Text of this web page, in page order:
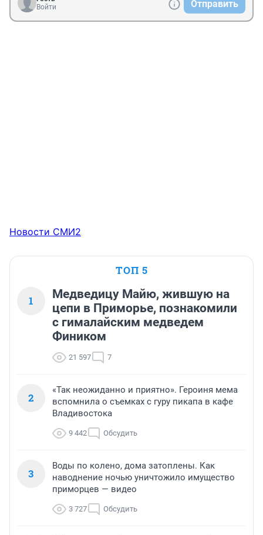
Войти
Отправить
Новости СМИ2
ТОП 5
1
Медведицу Майю, жившую на
цепи в Приморье, познакомили
с гималайским медведем
Фиником
21 597 7
2
«Так неожиданно и приятно». Героиня мема
вспомнила о съемках с гуру пикапа в кафе
Владивостока
9 442 Обсудить
3
Воды по колено, дома затоплены. Как
наводнение ночью уничтожило имущество
приморцев — видео
3 727 Обсудить